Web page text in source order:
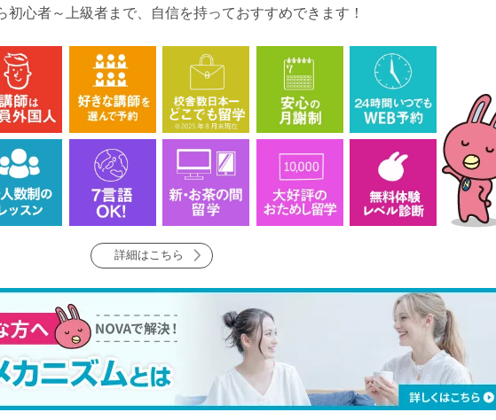
初心者～上級者まで、自信を持っておすすめできます！
詳細はこちら